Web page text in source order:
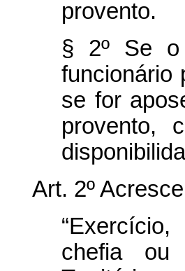
provento.
§ 2º Se
funcionário
se for
provento,
Art. 2º
chefia ou